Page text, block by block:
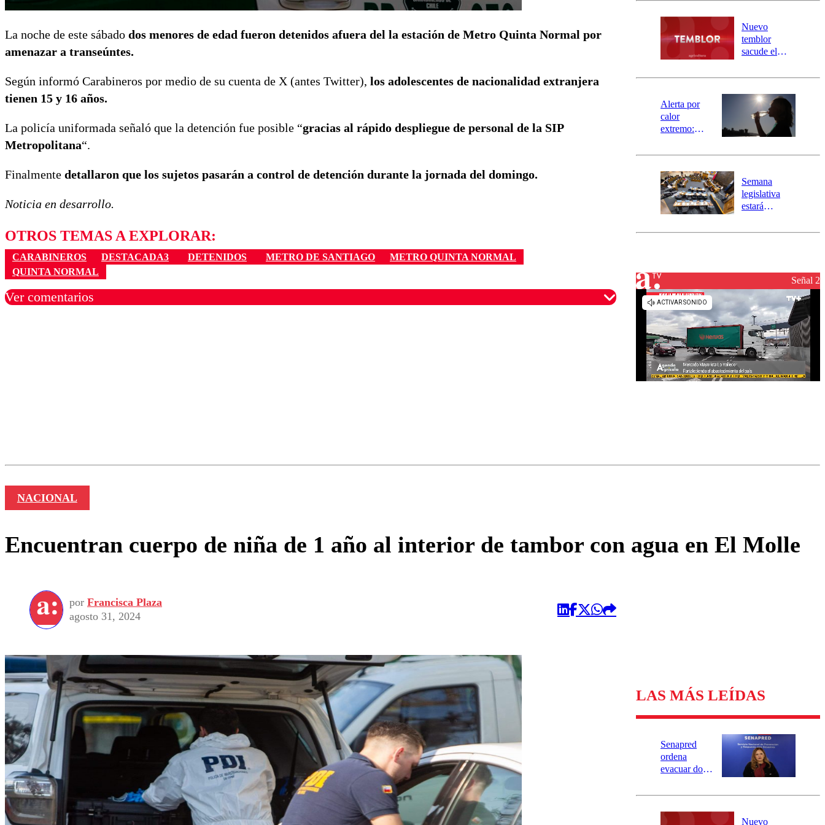
La noche de este sábado dos menores de edad fueron detenidos afuera del la estación de Metro Quinta Normal por
amenazar a transeúntes.
Según informó Carabineros por medio de su cuenta de X (antes Twitter), los adolescentes de nacionalidad extranjera
tienen 15 y 16 años.
La policía uniformada señaló que la detención fue posible “gracias al rápido despliegue de personal de la SIP
Metropolitana“.
Finalmente detallaron que los sujetos pasarán a control de detención durante la jornada del domingo.
Noticia en desarrollo.
OTROS TEMAS A EXPLORAR:
CARABINEROS DESTACADA3 DETENIDOS METRO DE SANTIAGO
METRO QUINTA NORMAL
QUINTA NORMAL
Ver comentarios
río Damas:
activa
mensajería
SAE
Nuevo
temblor
sacude el
revisa la
epicentro
Alerta por
calor
extremo:
activa Alerta
Preventiva en
tres comunas
Semana
legislativa
estará
el fin de la
reconstrucciónSeñal 2
NACIONAL
Encuentran cuerpo de niña de 1 año al interior de tambor con agua en El Molle
por Francisca Plaza
agosto 31, 2024
LAS MÁS LEÍDAS
Senapred
ordena
evacuar dos
Carahue por
río Damas:
Nuevo